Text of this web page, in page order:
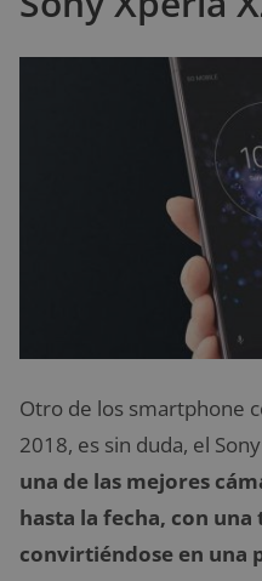
Otro de los smartphone
2018, es sin duda, el
una de las mejores
hasta la fecha, con una
convirtiéndose en una